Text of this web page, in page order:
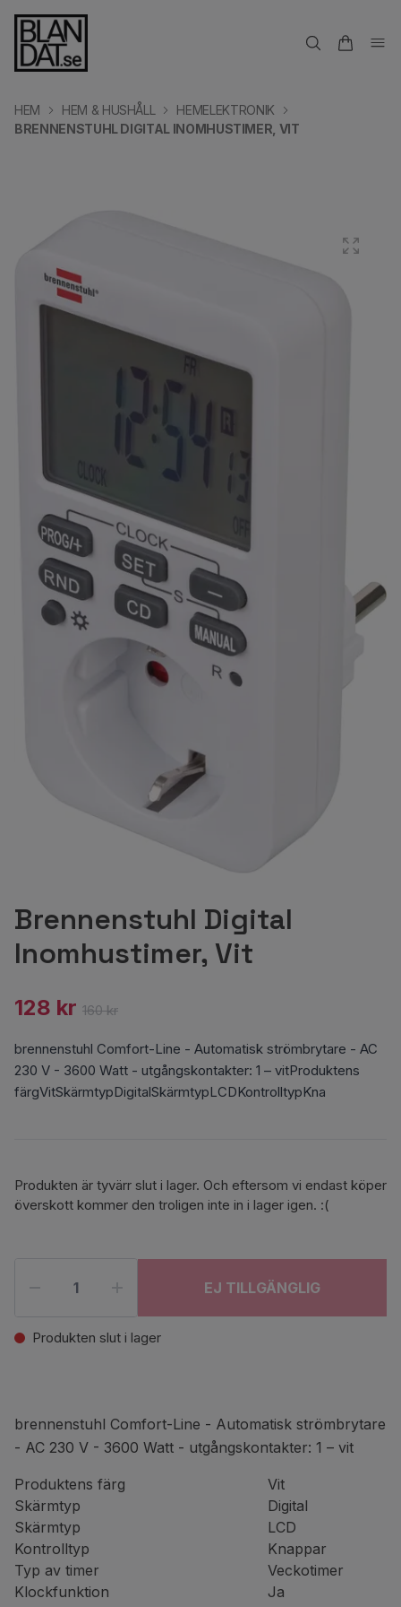
HEM HEM & HUSHÅLL
HEMELEKTRONIK
BRENNENSTUHL DIGITAL INOMHUSTIMER, VIT
Brennenstuhl Digital
Inomhustimer, Vit
128 kr 160 kr
brennenstuhl Comfort-Line - Automatisk strömbrytare - AC
230 V - 3600 Watt - utgångskontakter: 1 – vitProduktens
färgVitSkärmtypDigitalSkärmtypLCDKontrolltypKna
Produkten är tyvärr slut i lager. Och eftersom vi endast köper
överskott kommer den troligen inte in i lager igen. :(
EJ TILLGÄNGLIG
Produkten slut i lager
brennenstuhl Comfort-Line - Automatisk strömbrytare
- AC 230 V - 3600 Watt - utgångskontakter: 1 – vit
Produktens färg
Vit
Skärmtyp
Digital
Skärmtyp
LCD
Kontrolltyp
Knappar
Typ av timer
Veckotimer
Klockfunktion
Ja